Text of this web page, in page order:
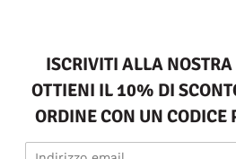
ISCRIVITI ALLA
OTTIENI IL 10% DI
ORDINE CON UN